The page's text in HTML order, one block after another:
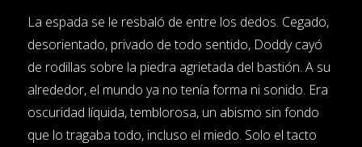
La espada se le resbaló de entre los dedos. Cegado,
desorientado, privado de todo sentido, Doddy cayó
de rodillas sobre la piedra agrietada del bastión. A su
alrededor, el mundo ya no tenía forma ni sonido. Era
oscuridad líquida, temblorosa, un abismo sin fondo
que lo tragaba todo, incluso el miedo. Solo el tacto